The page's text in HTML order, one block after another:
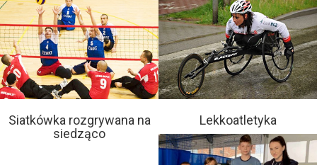
Siatkówka rozgrywana na
siedząco
Lekkoatletyka